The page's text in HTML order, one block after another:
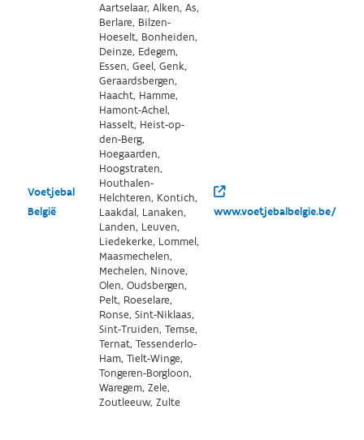
Voetjebal
België
Aartselaar, Alken, As,
Berlare, Bilzen-
Hoeselt, Bonheiden,
Deinze, Edegem,
Essen, Geel, Genk,
Geraardsbergen,
Haacht, Hamme,
Hamont-Achel,
Hasselt, Heist-op-
den-Berg,
Hoegaarden,
Hoogstraten,
Houthalen-
Helchteren, Kontich,
Laakdal, Lanaken,
Landen, Leuven,
Liedekerke, Lommel,
Maasmechelen,
Mechelen, Ninove,
Olen, Oudsbergen,
Pelt, Roeselare,
Ronse, Sint-Niklaas,
Sint-Truiden, Temse,
Ternat, Tessenderlo-
Ham, Tielt-Winge,
Tongeren-Borgloon,
Waregem, Zele,
Zoutleeuw, Zulte
www.voetjebalbelgie.be/